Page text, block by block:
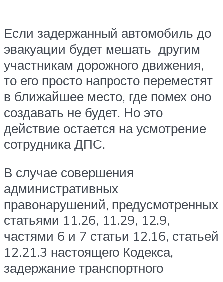
Если задержанный автомобиль до
эвакуации будет мешать другим
участникам дорожного движения,
то его просто напросто переместят
в ближайшее место, где помех оно
создавать не будет. Но это
действие остается на усмотрение
сотрудника ДПС.
В случае совершения
административных
правонарушений, предусмотренных
статьями 11.26, 11.29, 12.9,
частями 6 и 7 статьи 12.16, статьей
12.21.3 настоящего Кодекса,
задержание транспортного